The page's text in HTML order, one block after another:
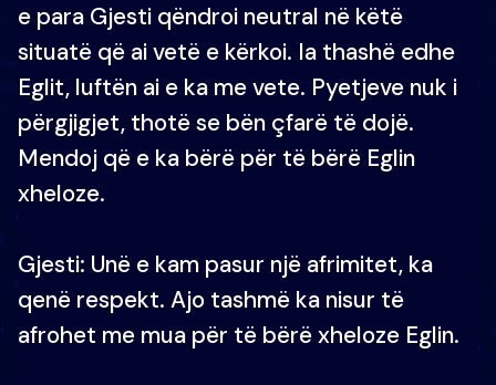
e para Gjesti qëndroi neutral në këtë
situatë që ai vetë e kërkoi. Ia thashë edhe
Eglit, luftën ai e ka me vete. Pyetjeve nuk i
përgjigjet, thotë se bën çfarë të dojë.
Mendoj që e ka bërë për të bërë Eglin
xheloze.
Gjesti: Unë e kam pasur një afrimitet, ka
qenë respekt. Ajo tashmë ka nisur të
afrohet me mua për të bërë xheloze Eglin.